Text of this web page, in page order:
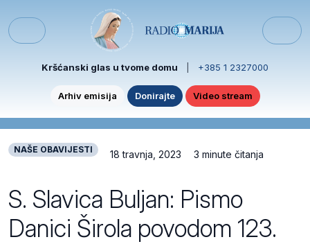
Menu
Kršćanski glas u tvome domu +385 1 2327000
Arhiv emisija Donirajte Video stream
NAŠE OBAVIJESTI 18 travnja, 2023 3 minute čitanja
S. Slavica Buljan: Pismo
Danici Širola povodom 123.